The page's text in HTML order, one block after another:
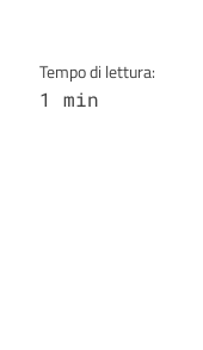
Tempo di lettura:
1 min